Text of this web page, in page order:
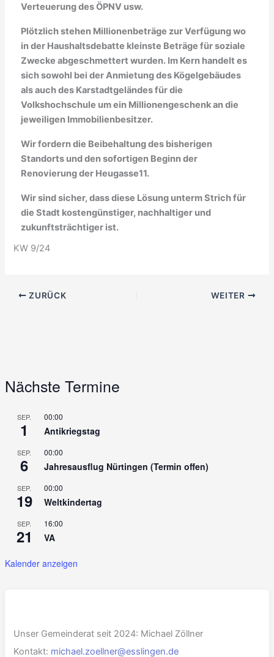
Verteuerung des ÖPNV usw.
Plötzlich stehen Millionenbeträge zur Verfügung wo
in der Haushaltsdebatte kleinste Beträge für soziale
Zwecke abgeschmettert wurden. Im Kern handelt es
sich sowohl bei der Anmietung des Kögelgebäudes
als auch des Karstadtgeländes für die
Volkshochschule um ein Millionengeschenk an die
jeweiligen Immobilienbesitzer.
Wir fordern die Beibehaltung des bisherigen
Standorts und den sofortigen Beginn der
Renovierung der Heugasse11.
Wir sind sicher, dass diese Lösung unterm Strich für
die Stadt kostengünstiger, nachhaltiger und
zukunftsträchtiger ist.
KW 9/24
ZURÜCK WEITER
Nächste Termine
SEP.
1
00:00
Antikriegstag
SEP.
6
00:00
Jahresausflug Nürtingen (Termin offen)
SEP.
19
00:00
Weltkindertag
SEP.
21
16:00
VA
Kalender anzeigen
Unser Gemeinderat seit 2024: Michael Zöllner
Kontakt: michael.zoellner@esslingen.de